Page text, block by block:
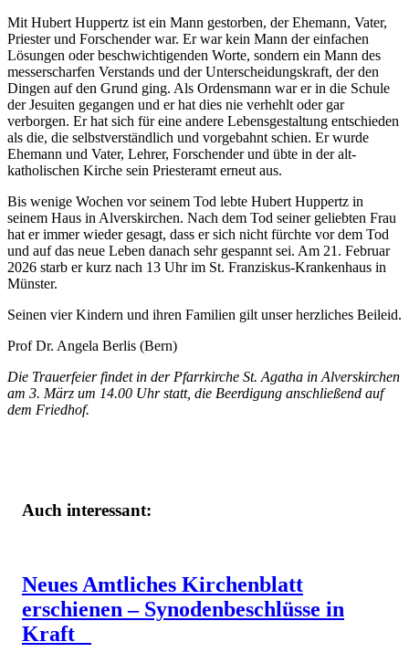
Mit Hubert Huppertz ist ein Mann gestorben, der Ehemann, Vater,
Priester und Forschender war. Er war kein Mann der einfachen
Lösungen oder beschwichtigenden Worte, sondern ein Mann des
messerscharfen Verstands und der Unterscheidungskraft, der den
Dingen auf den Grund ging. Als Ordensmann war er in die Schule
der Jesuiten gegangen und er hat dies nie verhehlt oder gar
verborgen. Er hat sich für eine andere Lebensgestaltung entschieden
als die, die selbstverständlich und vorgebahnt schien. Er wurde
Ehemann und Vater, Lehrer, Forschender und übte in der alt-
katholischen Kirche sein Priesteramt erneut aus.
Bis wenige Wochen vor seinem Tod lebte Hubert Huppertz in
seinem Haus in Alverskirchen. Nach dem Tod seiner geliebten Frau
hat er immer wieder gesagt, dass er sich nicht fürchte vor dem Tod
und auf das neue Leben danach sehr gespannt sei. Am 21. Februar
2026 starb er kurz nach 13 Uhr im St. Franziskus-Krankenhaus in
Münster.
Seinen vier Kindern und ihren Familien gilt unser herzliches Beileid.
Prof Dr. Angela Berlis (Bern)
Die Trauerfeier findet in der Pfarrkirche St. Agatha in Alverskirchen
am 3. März um 14.00 Uhr statt, die Beerdigung anschließend auf
dem Friedhof.
Auch interessant:
Neues Amtliches Kirchenblatt
erschienen – Synodenbeschlüsse in
Kraft